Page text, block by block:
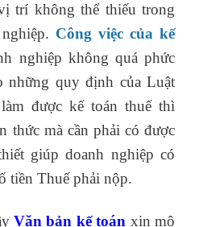
trí không thể thiếu trong
Công việc của kế
nghiệp không quá phức
những quy định của Luật
được kế toán thuế thì
thức mà cần phải có được
giúp doanh nghiệp có
tiền Thuế phải nộp.
Văn bản kế toán xin mô